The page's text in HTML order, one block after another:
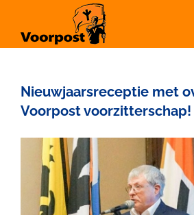
inhoud
Nieuwjaarsreceptie met
Voorpost voorzitterschap!
Bekijk
grotere
afbeelding